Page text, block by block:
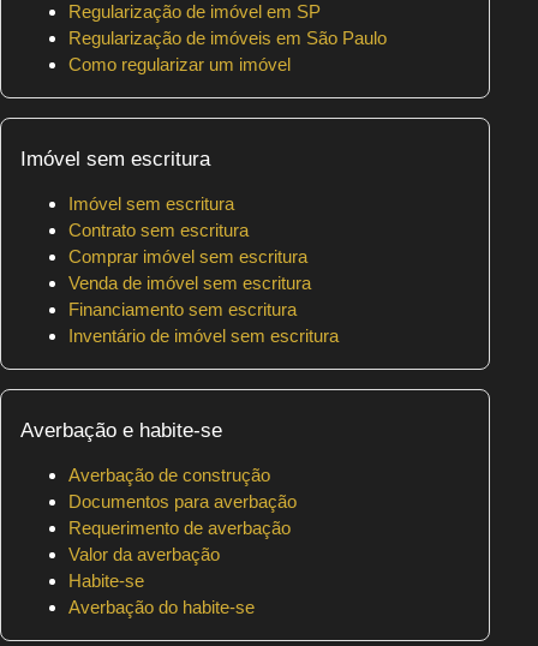
Regularização de imóvel em SP
Regularização de imóveis em São Paulo
Como regularizar um imóvel
Imóvel sem escritura
Imóvel sem escritura
Contrato sem escritura
Comprar imóvel sem escritura
Venda de imóvel sem escritura
Financiamento sem escritura
Inventário de imóvel sem escritura
Averbação e habite-se
Averbação de construção
Documentos para averbação
Requerimento de averbação
Valor da averbação
Habite-se
Averbação do habite-se